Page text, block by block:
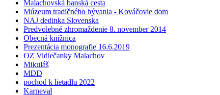
Malachovská banská cesta
Múzeum tradičného bývania - Kováčovie dom
NAJ dedinka Slovenska
Predvolebné zhromaždenie 8. november 2014
Obecná knižnica
Prezentácia monografie 16.6.2019
OZ Vidiečanky Malachov
Mikuláš
MDD
pochod k lietadlu 2022
Karneval